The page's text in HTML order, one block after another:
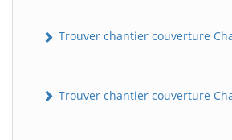
Trouver chantier couverture
Trouver chantier couverture